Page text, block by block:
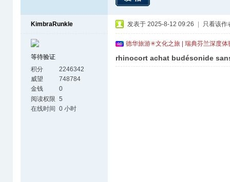
KimbraRunkle
等待验证
积分
2246342
威望
748784
金钱
0
阅读权限 5
在线时间 0 小时
发表于 2025-8-12 09:26 只看该作
德华旅游✳文化之旅 | 瑞典芬兰深度
rhinocort achat budésonide